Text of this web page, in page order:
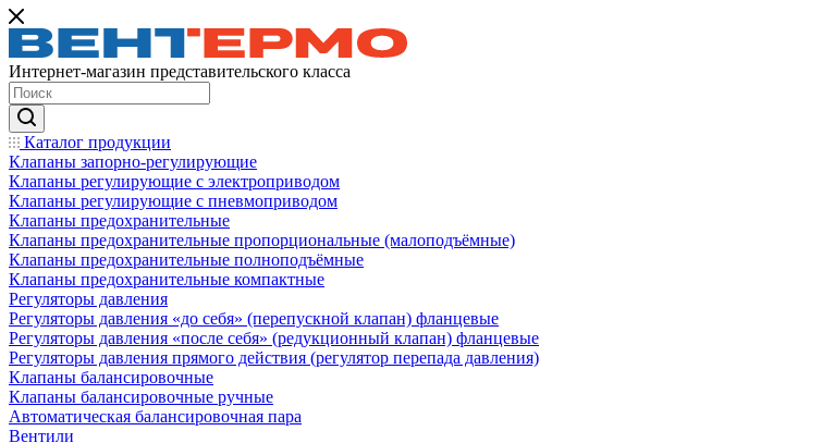
Интернет-магазин представительского класса
Каталог продукции
Клапаны запорно-регулирующие
Клапаны регулирующие с электроприводом
Клапаны регулирующие с пневмоприводом
Клапаны предохранительные
Клапаны предохранительные пропорциональные (малоподъёмные)
Клапаны предохранительные полноподъёмные
Клапаны предохранительные компактные
Регуляторы давления
Регуляторы давления «до себя» (перепускной клапан) фланцевые
Регуляторы давления «после себя» (редукционный клапан) фланцевые
Регуляторы давления прямого действия (регулятор перепада давления)
Клапаны балансировочные
Клапаны балансировочные ручные
Автоматическая балансировочная пара
Вентили